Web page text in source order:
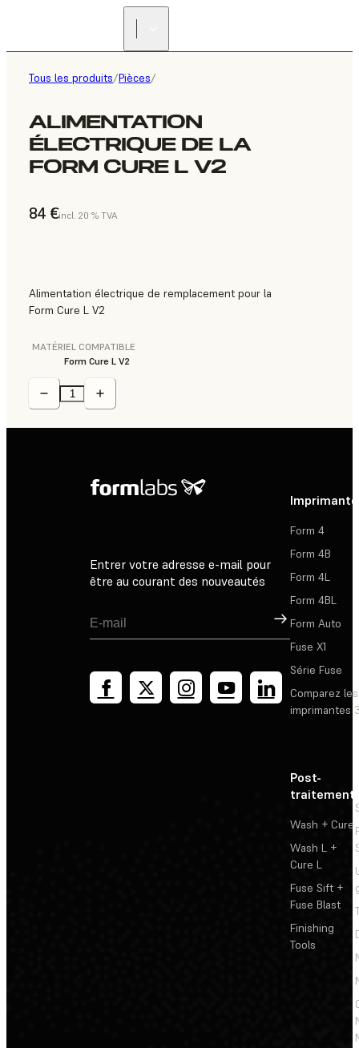
Tous les produits/Pièces/
ALIMENTATION
ÉLECTRIQUE DE LA
FORM CURE L V2
84 €incl. 20 % TVA
Alimentation électrique de remplacement pour la
Form Cure L V2
MATÉRIEL COMPATIBLE
Form Cure L V2
Entrer votre adresse e-mail pour
être au courant des nouveautés
Inscription
Form 4
Form 4B
Form 4L
Form 4BL
Form Auto
Fuse X1
Série Fuse
Comparez les
imprimantes
Post-
traitement
Wash + Cure
Wash L +
Cure L
Fuse Sift +
Fuse Blast
Finishing
Tools